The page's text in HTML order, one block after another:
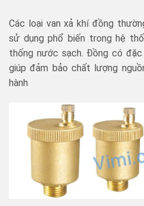
Các loại van xả khí đồng
sử dụng phổ biến trong hệ
thống nước sạch. Đồng có
giúp đảm bảo chất lượng
hành